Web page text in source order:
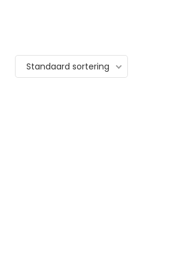
Standaard sortering